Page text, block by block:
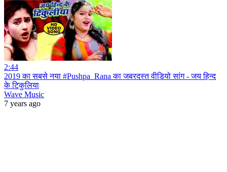
2:44
2019 का सबसे नया #Pushpa_Rana का जबरदस्त वीडियो सांग - जय हिन्द
के टिकुलिया
Wave Music
7 years ago